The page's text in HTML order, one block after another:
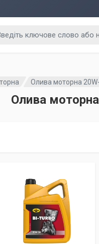
Олива моторна
Олива